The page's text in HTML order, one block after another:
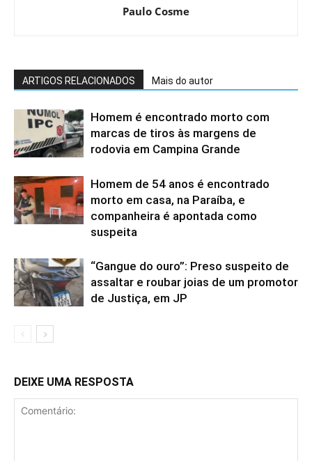
Paulo Cosme
ARTIGOS RELACIONADOS Mais do autor
Homem é encontrado morto com
marcas de tiros às margens de
rodovia em Campina Grande
Homem de 54 anos é encontrado
morto em casa, na Paraíba, e
companheira é apontada como
suspeita
“Gangue do ouro”: Preso suspeito de
assaltar e roubar joias de um promotor
de Justiça, em JP
DEIXE UMA RESPOSTA